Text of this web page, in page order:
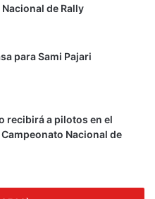
de Rally
para Sami Pajari
recibirá a pilotos en el
Nacional de